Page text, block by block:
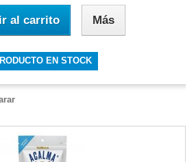
al carrito Más
EN STOCK